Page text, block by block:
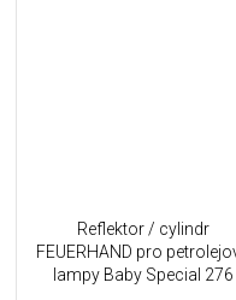
Reflektor / cylindr
FEUERHAND pro
lampy Baby Special 276